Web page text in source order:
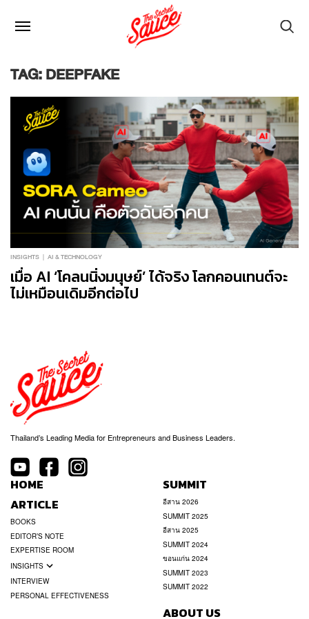
TAG: DEEPFAKE
INSIGHTS AI & TECHNOLOGY
เมื่อ AI ‘โคลนนิ่งมนุษย์’ ได้จริง โลกคอนเทนต์จะ
ไม่เหมือนเดิมอีกต่อไป
Thailand’s Leading Media for Entrepreneurs and Business Leaders.
HOME
ARTICLE
BOOKS
EDITOR’S NOTE
EXPERTISE ROOM
INSIGHTS
INTERVIEW
PERSONAL EFFECTIVENESS
SUMMIT
อีสาน 2026
SUMMIT 2025
อีสาน 2025
SUMMIT 2024
ขอนแก่น 2024
SUMMIT 2023
SUMMIT 2022
ABOUT US